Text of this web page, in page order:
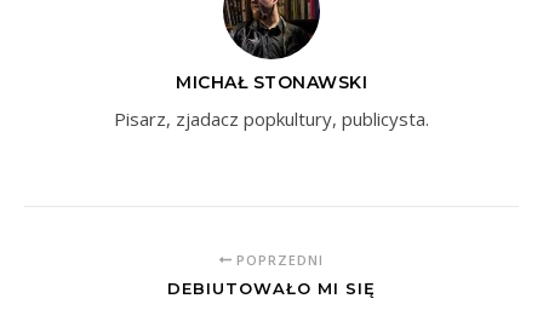
MICHAŁ STONAWSKI
Pisarz, zjadacz popkultury, publicysta.
POPRZEDNI
DEBIUTOWAŁO MI SIĘ